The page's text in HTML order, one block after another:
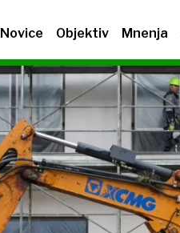
Novice Objektiv Mnenja